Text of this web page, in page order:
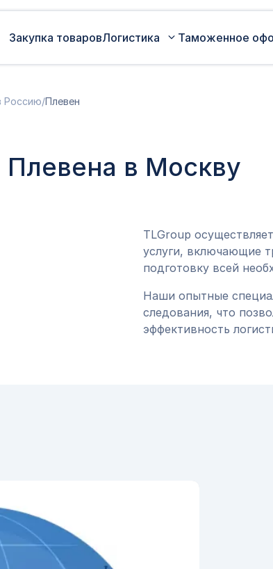
Закупка товаровЛогистика
Железнодорожные перевозки
Таможенное
товара
Россию/Плевен
Плевена в Москву
TLGroup
услуги, включающие
подготовку всей
Наши опытные
следования, что
эффективность